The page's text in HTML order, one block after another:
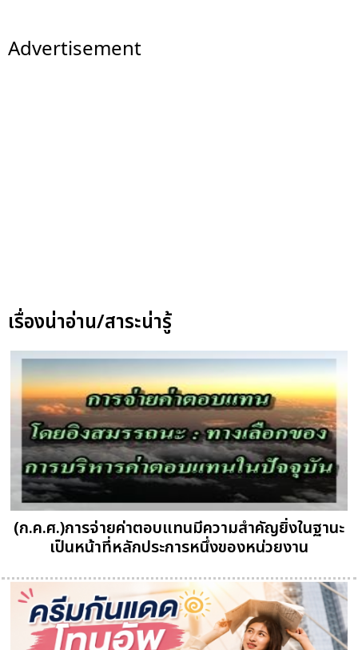
Advertisement
เรื่องน่าอ่าน/สาระน่ารู้
(ก.ค.ศ.)การจ่ายค่าตอบแทนมีความสำคัญยิ่งในฐานะ
เป็นหน้าที่หลักประการหนึ่งของหน่วยงาน